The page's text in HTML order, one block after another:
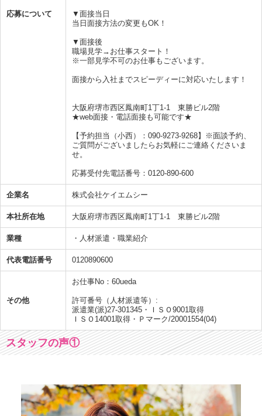
応募について
▼面接当日
当日面接方法の変更もOK！
▼面接後
職場見学→お仕事スタート！
※一部見学不可のお仕事もございます。
面接から入社までスピーディーに対応いたします！
大阪府堺市西区鳳南町1丁1-1 東勝ビル2階
★web面接・電話面接も可能です★
【予約担当（小西）：090-9273-9268】※面談予約、
ご質問がございましたらお気軽にご連絡くださいま
せ。
応募受付先電話番号：0120-890-600
企業名 株式会社ケイエムシー
本社所在地 大阪府堺市西区鳳南町1丁1-1 東勝ビル2階
業種 ・人材派遣・職業紹介
代表電話番号 0120890600
その他
お仕事No：60ueda
許可番号（人材派遣等）:
派遣業(派)27-301345・ＩＳＯ9001取得
ＩＳＯ14001取得・Ｐマーク/20001554(04)
スタッフの声①